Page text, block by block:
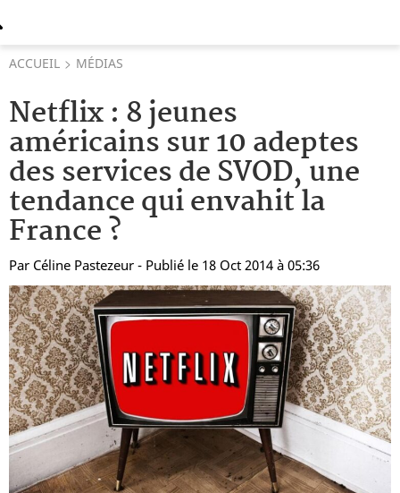
ACCUEIL MÉDIAS
Netflix : 8 jeunes
américains sur 10 adeptes
des services de SVOD, une
tendance qui envahit la
France ?
Par Céline Pastezeur - Publié le 18 Oct 2014 à 05:36